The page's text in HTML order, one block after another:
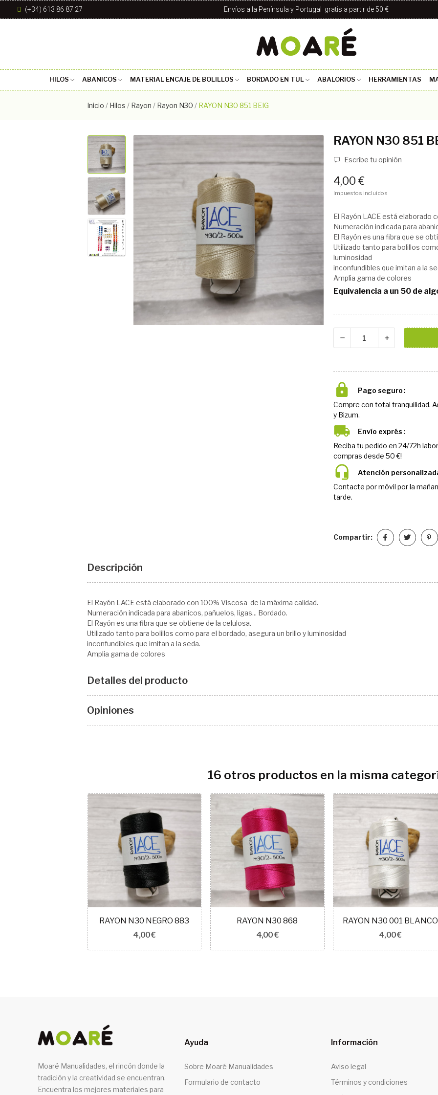
(+34) 613 86 87 27 Envíos a la Península y Portugal gratis a partir de 50 €
HILOS ABANICOS MATERIAL ENCAJE DE BOLILLOS BORDADO EN TUL ABALORIOS HERRAMIENTAS
Inicio Hilos Rayon Rayon N30 RAYON N30 851 BEIG
RAYON N30 851
Escribe tu opinión
4,00 €
Impuestos incluidos
El Rayón LACE está elaborado
Numeración indicada para
El Rayón es una fibra que se
Utilizado tanto para bolillos
luminosidad
inconfundibles que imitan a la
Amplia gama de colores
Equivalencia a un 50 de
Pago seguro
Compre con total tranquilidad.
y Bizum.
Envío exprés
Reciba tu pedido en 24/72h
compras desde 50 €!
Atención
Contacte por móvil por la
tarde.
Compartir:
Descripción
El Rayón LACE está elaborado con 100% Viscosa de la máxima calidad.
Numeración indicada para abanicos, pañuelos, ligas... Bordado.
El Rayón es una fibra que se obtiene de la celulosa.
Utilizado tanto para bolillos como para el bordado, asegura un brillo y luminosidad
inconfundibles que imitan a la seda.
Amplia gama de colores
Detalles del producto
Opiniones
16 otros productos en la misma
RAYON N30 NEGRO 883
4,00 €
RAYON N30 868
4,00 €
RAYON N30 001 BLANCO
4,00 €
Moaré Manualidades, el rincón donde la
tradición y la creatividad se encuentran.
Encuentra los mejores materiales para
Ayuda
Sobre Moaré Manualidades
Formulario de contacto
Información
Aviso legal
Términos y condiciones